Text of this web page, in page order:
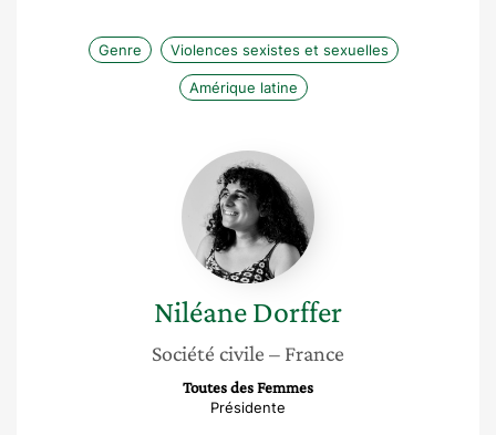
Genre Violences sexistes et sexuelles
Amérique latine
Niléane
Dorffer
NiléaneDorffer
Société civile – France
Toutes des Femmes
Présidente